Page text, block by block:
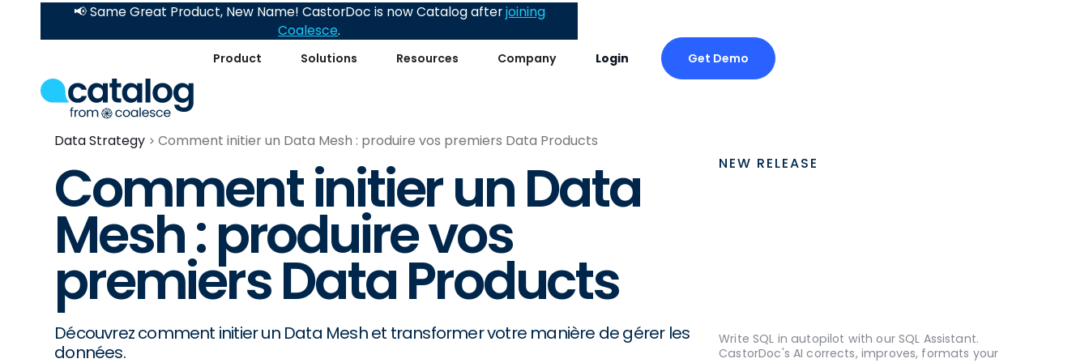
Product Solutions Resources Company Login Get Demo
📢 Same Great Product, New Name! CastorDoc is now Catalog afterjoining
Coalesce.
Data Strategy Comment initier un Data Mesh : produire vos premiers Data Products
Comment initier un Data
Mesh : produire vos
premiers Data Products
Découvrez comment initier un Data Mesh et transformer votre manière de gérer les
données.
NEW RELEASE
Write SQL in autopilot with our SQL Assistant.
CastorDoc's AI corrects, improves, formats your